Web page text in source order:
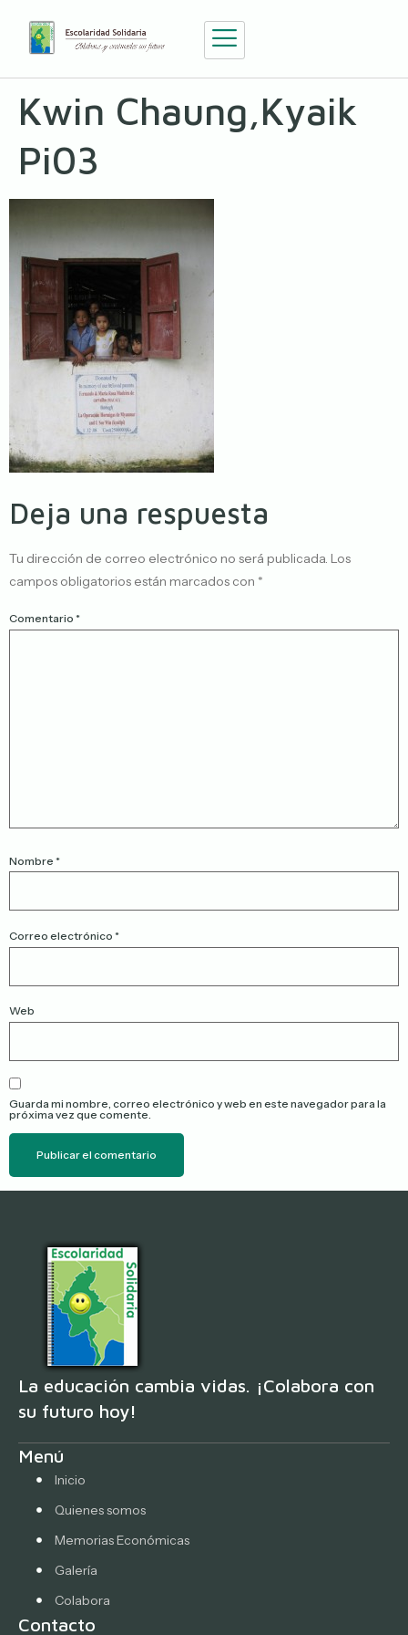
Kwin Chaung,Kyaik
Pi03
Deja una respuesta
Tu dirección de correo electrónico no será publicada. Los
campos obligatorios están marcados con *
Comentario *
Nombre *
Correo electrónico *
Web
Guarda mi nombre, correo electrónico y web en este navegador para la
próxima vez que comente.
La educación cambia vidas. ¡Colabora con
su futuro hoy!
Menú
Inicio
Quienes somos
Memorias Económicas
Galería
Colabora
Contacto